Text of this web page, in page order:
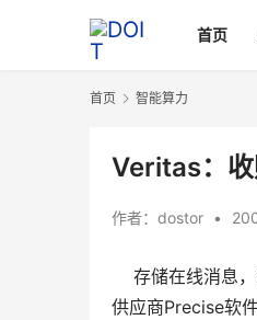
首页
首页 智能算力
Veritas：
作者： dostor •
存储在线消息，
供应商Precise软